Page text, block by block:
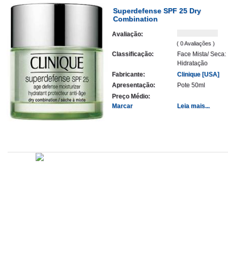
Superdefense SPF 25 Dry
Combination
Avaliação:
( 0 Avaliações )
Classificação:
Face Mista/ Seca:
Hidratação
Fabricante:
Clinique [USA]
Apresentação:
Pote 50ml
Preço Médio:
Marcar
Leia mais...